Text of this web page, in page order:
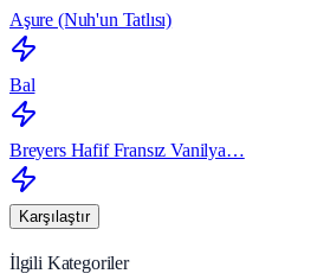
Aşure (Nuh'un Tatlısı)
Bal
Breyers Hafif Fransız Vanilya…
Karşılaştır
İlgili Kategoriler